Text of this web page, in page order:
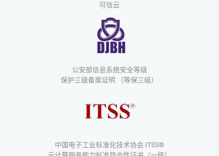
可信云
公安部信息系统安全等级
保护三级备案证明 （等保三级）
中国电子工业标准化技术协会 ITSS®